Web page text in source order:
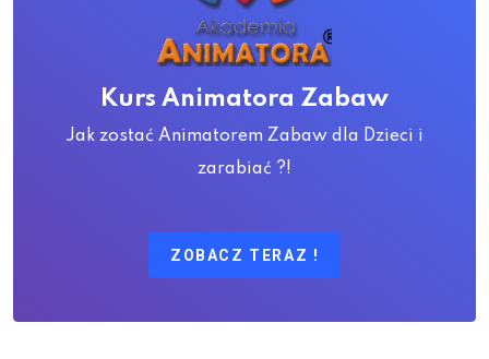
Kurs Animatora Zabaw
Jak zostać Animatorem Zabaw dla Dzieci i
zarabiać ?!
ZOBACZ TERAZ !